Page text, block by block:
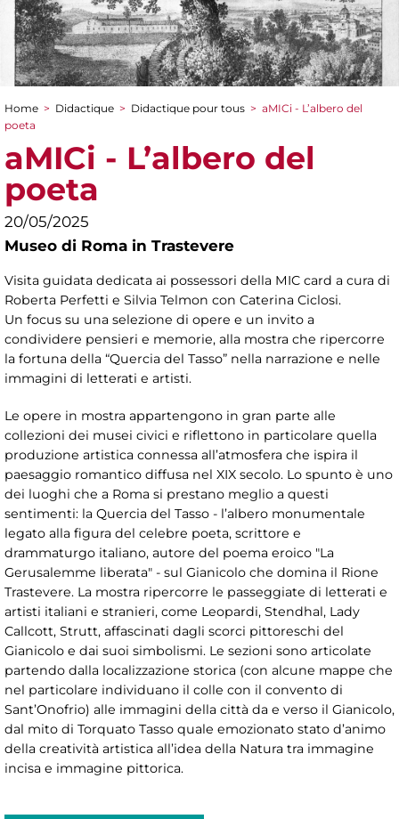
You are here
Home > Didactique > Didactique pour tous > aMICi - L’albero del
poeta
aMICi - L’albero del
poeta
20/05/2025
Museo di Roma in Trastevere
Visita guidata dedicata ai possessori della MIC card a cura di
Roberta Perfetti e Silvia Telmon con Caterina Ciclosi.
Un focus su una selezione di opere e un invito a
condividere pensieri e memorie, alla mostra che ripercorre
la fortuna della “Quercia del Tasso” nella narrazione e nelle
immagini di letterati e artisti.
Le opere in mostra appartengono in gran parte alle
collezioni dei musei civici e riflettono in particolare quella
produzione artistica connessa all’atmosfera che ispira il
paesaggio romantico diffusa nel XIX secolo. Lo spunto è uno
dei luoghi che a Roma si prestano meglio a questi
sentimenti: la Quercia del Tasso - l’albero monumentale
legato alla figura del celebre poeta, scrittore e
drammaturgo italiano, autore del poema eroico "La
Gerusalemme liberata" - sul Gianicolo che domina il Rione
Trastevere. La mostra ripercorre le passeggiate di letterati e
artisti italiani e stranieri, come Leopardi, Stendhal, Lady
Callcott, Strutt, affascinati dagli scorci pittoreschi del
Gianicolo e dai suoi simbolismi. Le sezioni sono articolate
partendo dalla localizzazione storica (con alcune mappe che
nel particolare individuano il colle con il convento di
Sant’Onofrio) alle immagini della città da e verso il Gianicolo,
dal mito di Torquato Tasso quale emozionato stato d’animo
della creatività artistica all’idea della Natura tra immagine
incisa e immagine pittorica.